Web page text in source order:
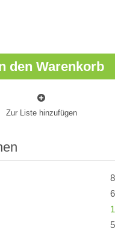
den Warenkorb
Zur Liste hinzufügen